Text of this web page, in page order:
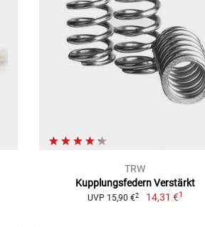
TRW
Kupplungsfedern Verstärkt
UVP 15,90 €2 14,31 €1